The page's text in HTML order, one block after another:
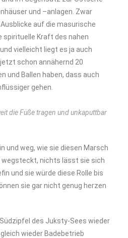
und –anlagen. Zwar
auf die masurische
spirituelle Kraft des nahen
vielleicht liegt es ja auch
schon annähernd 20
und Ballen haben, dass auch
gehen.
die Füße tragen und unkaputtbar
und weg, wie sie diesen Marsch
wegsteckt, nichts lässt sie sich
und sie würde diese Rolle bis
sie gar nicht genug herzen
des Juksty-Sees wieder
wieder Badebetrieb